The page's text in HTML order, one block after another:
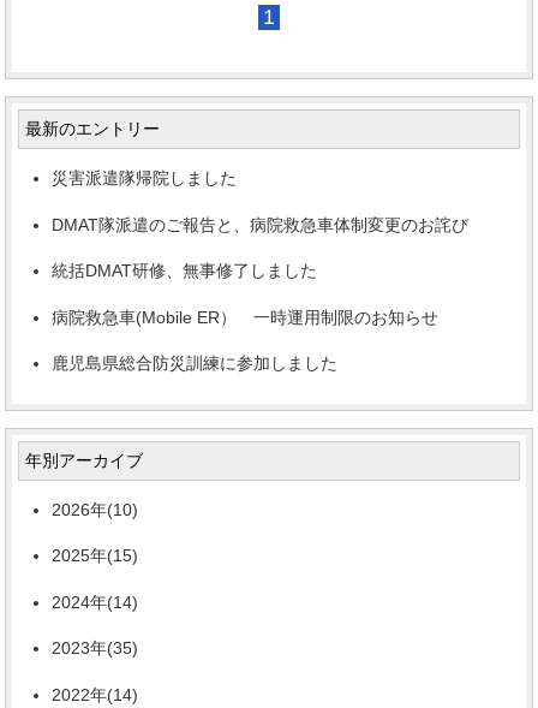
1
最新のエントリー
災害派遣隊帰院しました
DMAT隊派遣のご報告と、病院救急車体制変更のお詫び
統括DMAT研修、無事修了しました
病院救急車(Mobile ER） 一時運用制限のお知らせ
鹿児島県総合防災訓練に参加しました
年別アーカイブ
2026年(10)
2025年(15)
2024年(14)
2023年(35)
2022年(14)